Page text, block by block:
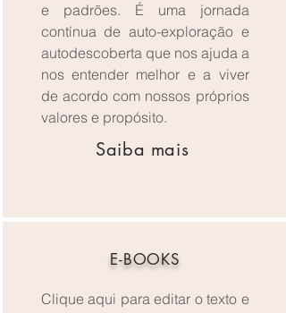
e padrões. É uma jornada
contínua de auto-exploração e
autodescoberta que nos ajuda a
nos entender melhor e a viver
de acordo com nossos próprios
valores e propósito.
Saiba mais
E-BOOKS
Clique aqui para editar o texto e